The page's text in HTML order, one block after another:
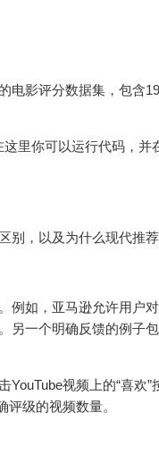
影评分数据集，包含
里你可以运行代码，并
，以及为什么现代推
如，亚马逊允许用户
另一个明确反馈的例子
视频上的“喜欢
级的视频数量。